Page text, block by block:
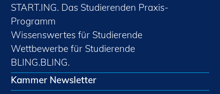
START.ING. Das Studierenden Praxis-
Programm
Wissenswertes für Studierende
Wettbewerbe für Studierende
BLING.BLING.
Kammer Newsletter